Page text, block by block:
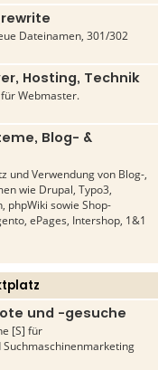
Dateinamen, 301/302
Hosting, Technik
Webmaster.
Blog- &
und Verwendung von Blog-,
wie Drupal, Typo3,
phpWiki sowie Shop-
ePages, Intershop, 1&1
und -gesuche
[S] für